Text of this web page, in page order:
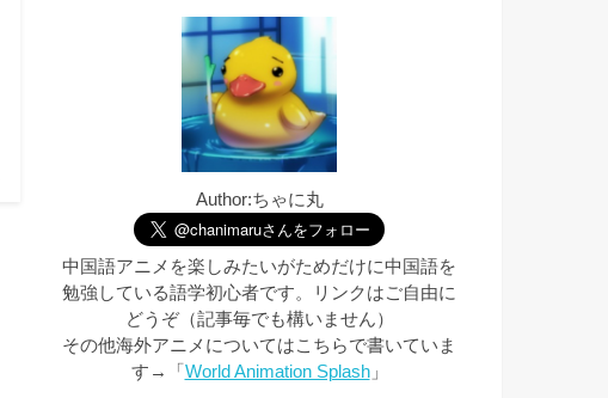
Author:ちゃに丸
中国語アニメを楽しみたいがためだけに中国語を
勉強している語学初心者です。リンクはご自由に
どうぞ（記事毎でも構いません）
その他海外アニメについてはこちらで書いていま
す→「 World Animation Splash」